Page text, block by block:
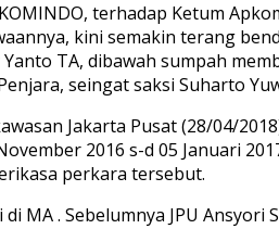
terhadap Ketum
kini semakin terang
TA, dibawah sumpah
seingat saksi Suharto
Jakarta Pusat (28/04/
2016 s-d 05 Januari
perkara tersebut.
MA . Sebelumnya JPU